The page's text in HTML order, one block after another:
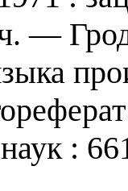
—
наук :